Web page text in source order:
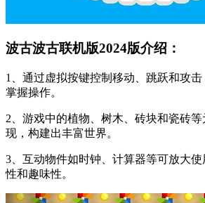
波古波古联机版2024版介绍：
1、通过虚拟按键控制移动、跳跃和攻
掌握操作。
2、游戏中的植物、树木、砖块和瓷砖
现，构建出丰富世界。
3、互动物件如时钟、计算器等可放大
性和趣味性。